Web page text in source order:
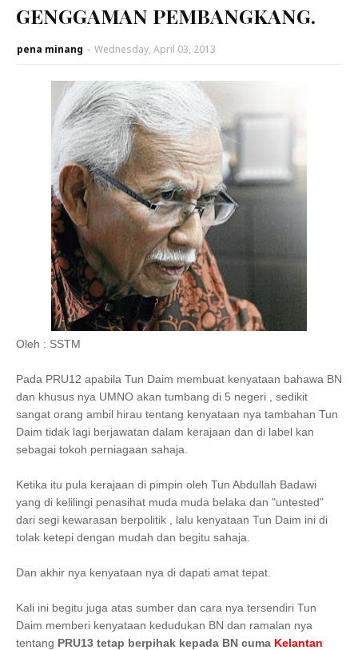
GENGGAMAN PEMBANGKANG.
pena minang - Wednesday, April 03, 2013
Oleh : SSTM
Pada PRU12 apabila Tun Daim membuat kenyataan bahawa BN
dan khusus nya UMNO akan tumbang di 5 negeri , sedikit
sangat orang ambil hirau tentang kenyataan nya tambahan Tun
Daim tidak lagi berjawatan dalam kerajaan dan di label kan
sebagai tokoh perniagaan sahaja.
Ketika itu pula kerajaan di pimpin oleh Tun Abdullah Badawi
yang di kelilingi penasihat muda muda belaka dan "untested"
dari segi kewarasan berpolitik , lalu kenyataan Tun Daim ini di
tolak ketepi dengan mudah dan begitu sahaja.
Dan akhir nya kenyataan nya di dapati amat tepat.
Kali ini begitu juga atas sumber dan cara nya tersendiri Tun
Daim memberi kenyataan kedudukan BN dan ramalan nya
tentang PRU13 tetap berpihak kepada BN cuma Kelantan